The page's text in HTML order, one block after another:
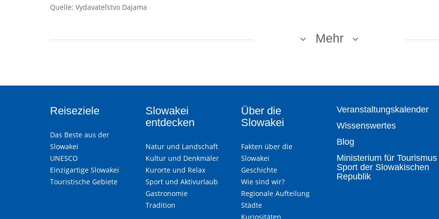
Quelle: Vydavateľstvo Dajama
Mehr
Reiseziele
Das Beste aus der
Slowakei
UNESCO
Einzigartige Slowakei
Touristische Gebiete
Slowakei
entdecken
Natur und Landschaft
Kultur und Denkmäler
Kurorte und Relax
Sport und Aktivurlaub
Gastronomie
Tradition
Über die
Slowakei
Fakten über die
Slowakei
Geschichte
Wie sind wir?
Regionale Aufteilung
Städte
Kuriositäten
Veranstaltungskalender
Wissenswertes
Blog
Ministerium für
Sport der Slowakischen
Republik